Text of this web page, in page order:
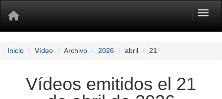
Inicio Vídeo Archivo 2026 abril 21
Vídeos emitidos el 21